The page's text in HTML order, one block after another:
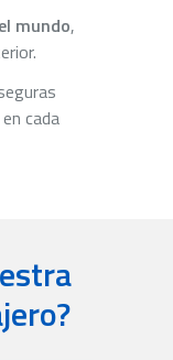
mundo,
en cada